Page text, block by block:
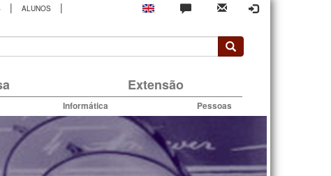
| ALUNOS |
Extensão
Informática Pessoas